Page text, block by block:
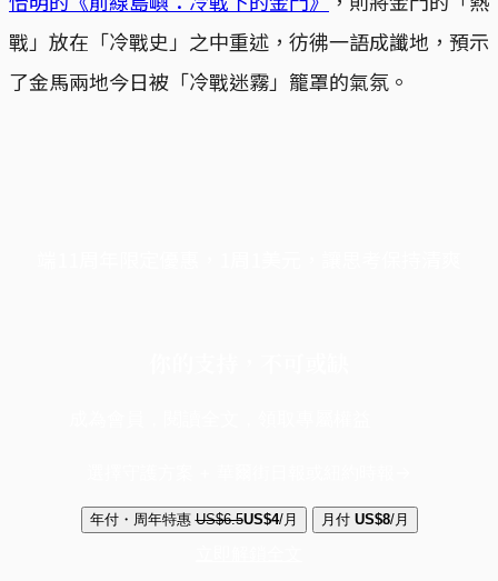
戰」放在「冷戰史」之中重述，彷彿一語成讖地，預示
了金馬兩地今日被「冷戰迷霧」籠罩的氣氛。
年付・周年特惠 US$6.5US$4/月 月付 US$8/月